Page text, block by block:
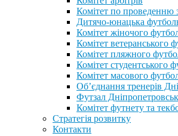
Комітет по проведенню
Дитячо-юнацька
Комітет жіночого
Комітет ветеранського
Комітет пляжного
Комітет студентського
Комітет масового
Обʼєднання тренерів
Футзал
Комітет футнету та
Стратегія розвитку
Контакти